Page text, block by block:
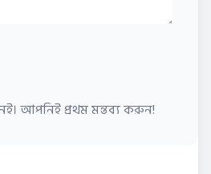
আপনিই প্রথম মন্তব্য করুন!